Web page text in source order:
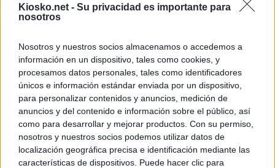
Kiosko.net - Su privacidad es importante para
nosotros
Nosotros y nuestros socios almacenamos o accedemos a
información en un dispositivo, tales como cookies, y
procesamos datos personales, tales como identificadores
únicos e información estándar enviada por un dispositivo,
para personalizar contenidos y anuncios, medición de
anuncios y del contenido e información sobre el público, así
como para desarrollar y mejorar productos. Con su permiso,
nosotros y nuestros socios podemos utilizar datos de
localización geográfica precisa e identificación mediante las
características de dispositivos. Puede hacer clic para